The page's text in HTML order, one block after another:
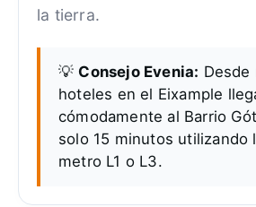
la tierra.
💡 Consejo Evenia: Desde
hoteles en el Eixample
cómodamente al Barrio
solo 15 minutos utilizando
metro L1 o L3.